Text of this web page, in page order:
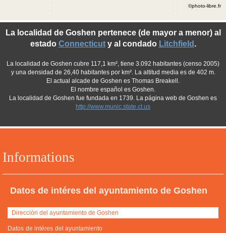
Informations
Datos de intéres del ayuntamiento de Goshen
Dirección del ayuntamiento de Goshen
Datos de intéres del ayuntamiento
La localidad de Goshen pertenece (de mayor a menor) al
estado Connecticuty al condado Litchfield .
La localidad de Goshen cubre 117,1 km², tiene 3.092 habitantes (censo 2005)
y una densidad de 26,40 habitantes por km². La altitud media es de 402 m.
El actual alcade de Goshen es Thomas Breakell.
El nombre español es Goshen.
La localidad de Goshen fue fundada en 1739. La página web de Goshen es
http://www.munic.state.ct.us
©photo-libre.fr